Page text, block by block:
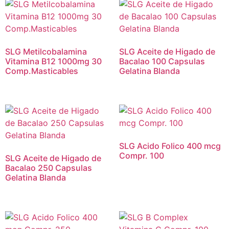
SLG Metilcobalamina
Vitamina B12 1000mg 30
Comp.Masticables
SLG Aceite de Higado de
Bacalao 100 Capsulas
Gelatina Blanda
SLG Aceite de Higado de
Bacalao 250 Capsulas
Gelatina Blanda
SLG Acido Folico 400 mcg
Compr. 100